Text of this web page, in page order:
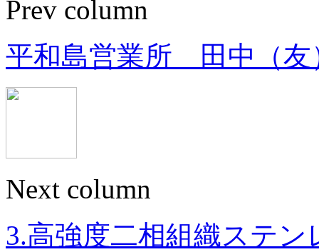
Prev column
平和島営業所 田中（
Next column
3.高強度二相組織ステン